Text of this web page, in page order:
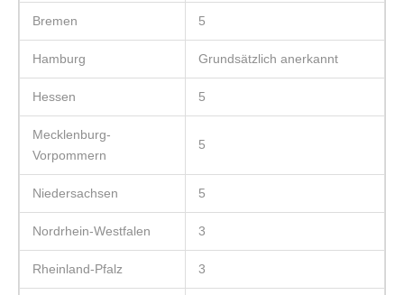
Bremen 5
Hamburg Grundsätzlich anerkannt
Hessen 5
Mecklenburg-
Vorpommern
5
Niedersachsen 5
Nordrhein-Westfalen 3
Rheinland-Pfalz 3